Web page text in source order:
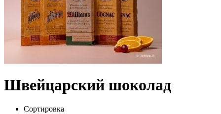
Швейцарский шоколад
Сортировка